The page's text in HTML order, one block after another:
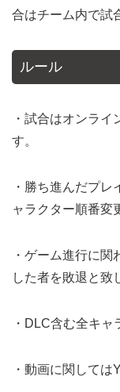
合はチーム内で試
ルール
・試合はオンライ
す。
・勝ち進んだプ
ャラクター順番変
・ゲーム進行に
した者を敗退と致
・DLC含む全キャ
・動画に関しては